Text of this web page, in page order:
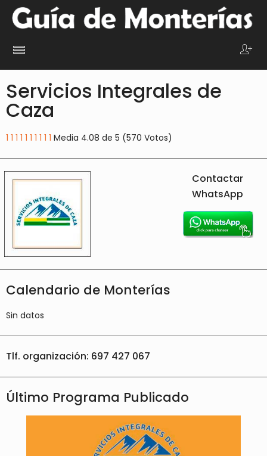
Servicios Integrales de
Caza
1 1 1 1 1 1 1 1 1 1 Media 4.08 de 5 (570 Votos)
Contactar
WhatsApp
Calendario de Monterías
Sin datos
Tlf. organización: 697 427 067
Último Programa Publicado